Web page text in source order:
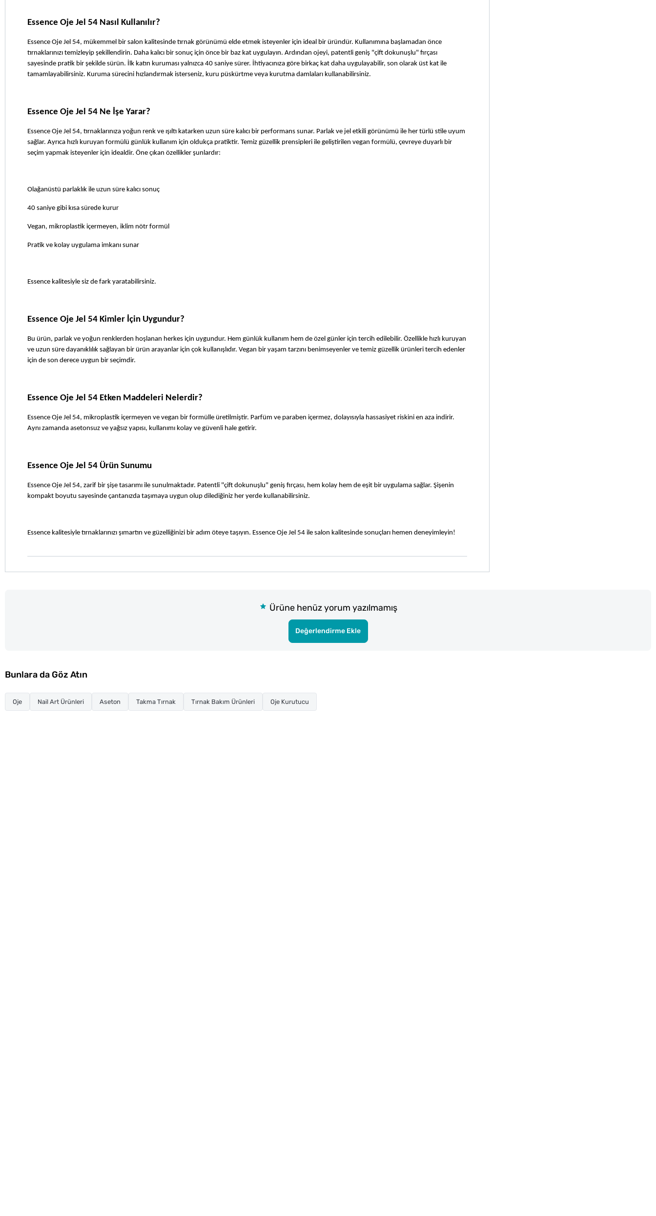
Essence Oje Jel 54 Nasıl Kullanılır?
Essence Oje Jel 54, mükemmel bir salon kalitesinde tırnak görünümü elde etmek isteyenler için ideal bir üründür. Kullanımına başlamadan önce
tırnaklarınızı temizleyip şekillendirin. Daha kalıcı bir sonuç için önce bir baz kat uygulayın. Ardından ojeyi, patentli geniş "çift dokunuşlu" fırçası
sayesinde pratik bir şekilde sürün. İlk katın kuruması yalnızca 40 saniye sürer. İhtiyacınıza göre birkaç kat daha uygulayabilir, son olarak üst kat ile
tamamlayabilirsiniz. Kuruma sürecini hızlandırmak isterseniz, kuru püskürtme veya kurutma damlaları kullanabilirsiniz.
Essence Oje Jel 54 Ne İşe Yarar?
Essence Oje Jel 54, tırnaklarınıza yoğun renk ve ışıltı katarken uzun süre kalıcı bir performans sunar. Parlak ve jel etkili görünümü ile her türlü stile uyum
sağlar. Ayrıca hızlı kuruyan formülü günlük kullanım için oldukça pratiktir. Temiz güzellik prensipleri ile geliştirilen vegan formülü, çevreye duyarlı bir
seçim yapmak isteyenler için idealdir. Öne çıkan özellikler şunlardır:
Olağanüstü parlaklık ile uzun süre kalıcı sonuç
40 saniye gibi kısa sürede kurur
Vegan, mikroplastik içermeyen, iklim nötr formül
Pratik ve kolay uygulama imkanı sunar
Essence kalitesiyle siz de fark yaratabilirsiniz.
Essence Oje Jel 54 Kimler İçin Uygundur?
Bu ürün, parlak ve yoğun renklerden hoşlanan herkes için uygundur. Hem günlük kullanım hem de özel günler için tercih edilebilir. Özellikle hızlı kuruyan
ve uzun süre dayanıklılık sağlayan bir ürün arayanlar için çok kullanışlıdır. Vegan bir yaşam tarzını benimseyenler ve temiz güzellik ürünleri tercih edenler
için de son derece uygun bir seçimdir.
Essence Oje Jel 54 Etken Maddeleri Nelerdir?
Essence Oje Jel 54, mikroplastik içermeyen ve vegan bir formülle üretilmiştir. Parfüm ve paraben içermez, dolayısıyla hassasiyet riskini en aza indirir.
Aynı zamanda asetonsuz ve yağsız yapısı, kullanımı kolay ve güvenli hale getirir.
Essence Oje Jel 54 Ürün Sunumu
Essence Oje Jel 54, zarif bir şişe tasarımı ile sunulmaktadır. Patentli "çift dokunuşlu" geniş fırçası, hem kolay hem de eşit bir uygulama sağlar. Şişenin
kompakt boyutu sayesinde çantanızda taşımaya uygun olup dilediğiniz her yerde kullanabilirsiniz.
Essence kalitesiyle tırnaklarınızı şımartın ve güzelliğinizi bir adım öteye taşıyın. Essence Oje Jel 54 ile salon kalitesinde sonuçları hemen deneyimleyin!
Ürüne henüz yorum yazılmamış
Değerlendirme Ekle
Bunlara da Göz Atın
Oje Nail Art Ürünleri Aseton Takma Tırnak Tırnak Bakım Ürünleri Oje Kurutucu